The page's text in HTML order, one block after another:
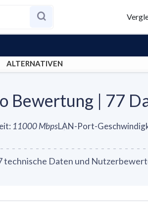
ALTERNATIVEN
Bewertung | 77
: 11000MbpsLAN-Port-
Daten und